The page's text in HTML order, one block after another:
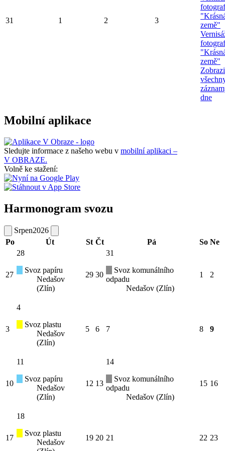
31 1 2 3
země"
země"
dne
Mobilní aplikace
Sledujte informace z našeho webu v mobilní aplikaci –
V OBRAZE.
Volně ke stažení:
Harmonogram svozu
Srpen2026
Po
Út St Čt Pá So Ne
27
28
Svoz papíru
Nedašov
(Zlín)
29 30
31
Svoz komunálního
odpadu
Nedašov (Zlín)
1 2
3
4
Svoz plastu
Nedašov
(Zlín)
5 6 7 8 9
10
11
Svoz papíru
Nedašov
(Zlín)
12 13
14
Svoz komunálního
odpadu
Nedašov (Zlín)
15 16
17
18
Svoz plastu
Nedašov
19 20 21 22 23